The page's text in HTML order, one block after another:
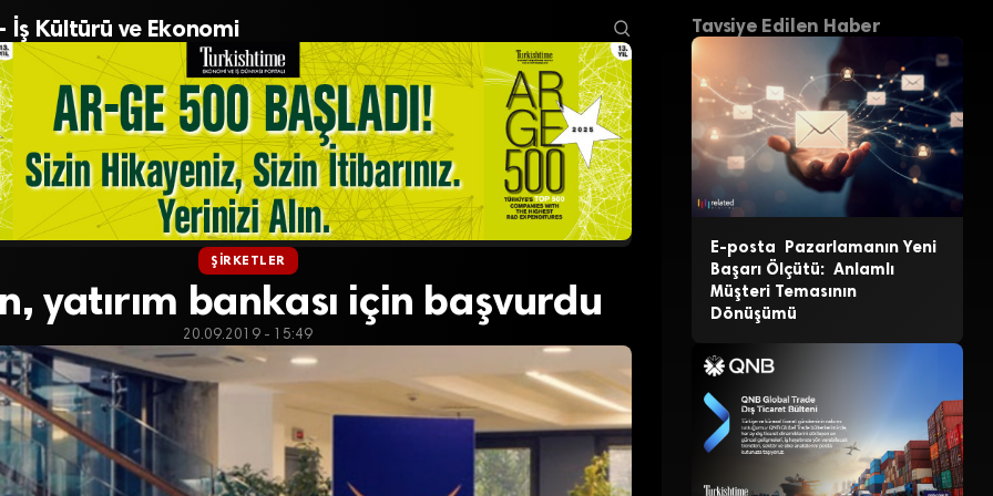
İş Kültürü ve Ekonomi
ŞIRKETLER
yatırım bankası için başvurdu
20.09.2019 - 15:49
Tavsiye Edilen Haber
E-posta Pazarlamanın Yeni
Başarı Ölçütü: Anlamlı
Müşteri Temasının
Dönüşümü